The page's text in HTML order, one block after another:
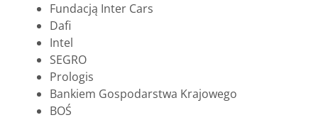
Fundacją Inter Cars
Dafi
Intel
SEGRO
Prologis
Bankiem Gospodarstwa Krajowego
BOŚ